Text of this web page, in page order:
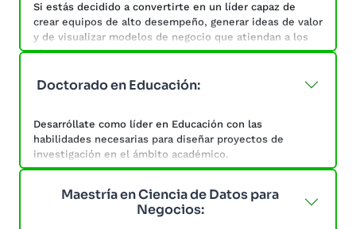
empresas. Desarrolla habilidades de liderazgo, toma de
decisiones y resolución de problemas.
Si estás decidido a convertirte en un líder capaz de
crear equipos de alto desempeño, generar ideas de valor
y de visualizar modelos de negocio que atiendan a los
objetivos de un proyecto, esta maestría cumple con lo
la resolución de problemas y la adquisición de
competencias y habilidades.
Doctorado en Educación:
Desarróllate como líder en Educación con las
habilidades necesarias para diseñar proyectos de
investigación en el ámbito académico.
garantizar la calidad educativa a través del conocimiento
de las políticas educativas, que representan un
Maestría en Ciencia de Datos para
Negocios: